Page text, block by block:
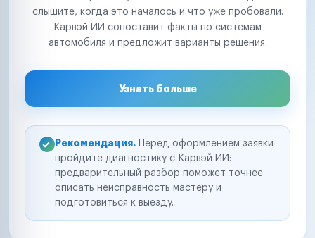
слышите, когда это началось и что уже пробовали.
Карвэй ИИ сопоставит факты по системам
автомобиля и предложит варианты решения.
Узнать больше
Рекомендация. Перед оформлением заявки
пройдите диагностику с Карвэй ИИ:
предварительный разбор поможет точнее
описать неисправность мастеру и
подготовиться к выезду.